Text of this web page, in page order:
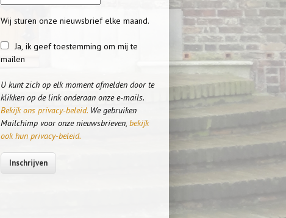
Wij sturen onze nieuwsbrief elke maand.
Ja, ik geef toestemming om mij te
mailen
U kunt zich op elk moment afmelden door te
klikken op de link onderaan onze e-mails.
Bekijk ons privacy-beleid. We gebruiken
Mailchimp voor onze nieuwsbrieven, bekijk
ook hun privacy-beleid.